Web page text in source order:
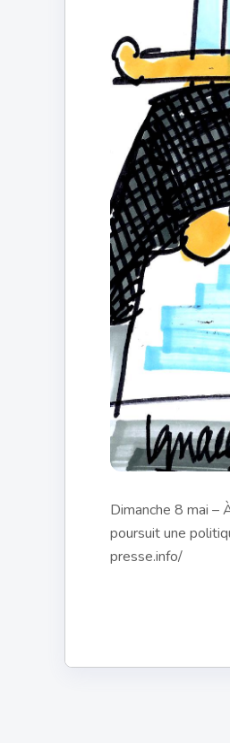
Dimanche 8 mai –
poursuit une
presse.info/